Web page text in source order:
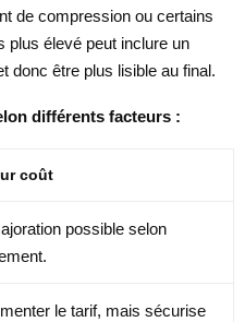
de compression ou certains
plus élevé peut inclure un
donc être plus lisible au final.
différents facteurs :
coût
possible selon
le tarif, mais sécurise